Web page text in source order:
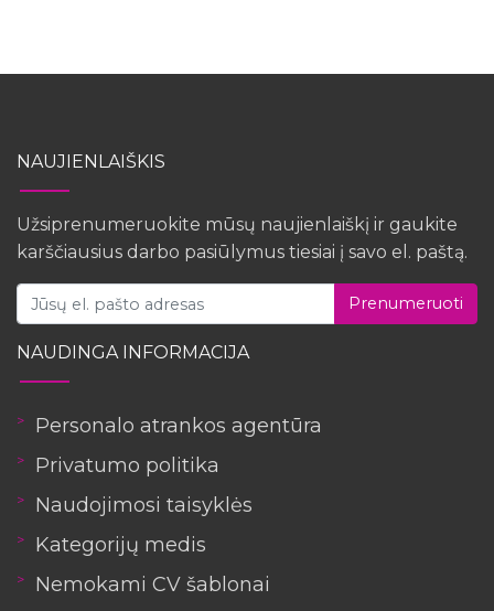
NAUJIENLAIŠKIS
Užsiprenumeruokite mūsų naujienlaiškį ir gaukite
karščiausius darbo pasiūlymus tiesiai į savo el. paštą.
Prenumeruoti
NAUDINGA INFORMACIJA
Personalo atrankos agentūra
Privatumo politika
Naudojimosi taisyklės
Kategorijų medis
Nemokami CV šablonai